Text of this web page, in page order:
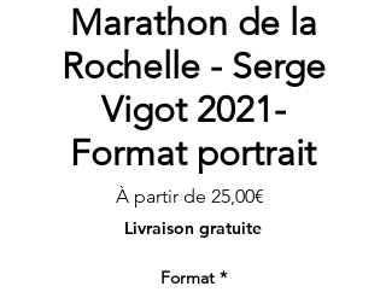
Marathon de la
Rochelle - Serge
Vigot 2021-
Format portrait
À partir de 25,00€
Livraison gratuite
Format *